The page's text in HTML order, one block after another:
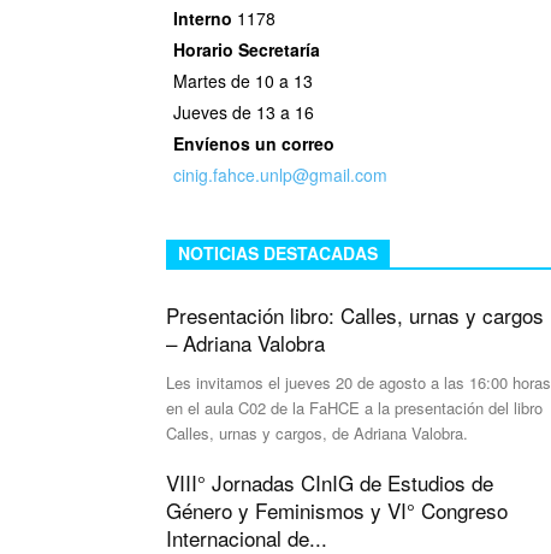
Interno 1178
Horario Secretaría
Martes de 10 a 13
Jueves de 13 a 16
Envíenos un correo
cinig.fahce.unlp@gmail.com
NOTICIAS DESTACADAS
Presentación libro: Calles, urnas y cargos
– Adriana Valobra
Les invitamos el jueves 20 de agosto a las 16:00 horas
en el aula C02 de la FaHCE a la presentación del libro
Calles, urnas y cargos, de Adriana Valobra.
VIII° Jornadas CInIG de Estudios de
Género y Feminismos y VI° Congreso
Internacional de...